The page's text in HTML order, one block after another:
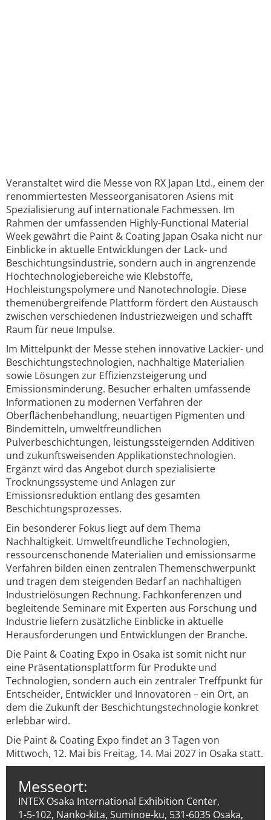
Veranstaltet wird die Messe von RX Japan Ltd., einem der
renommiertesten Messeorganisatoren Asiens mit
Spezialisierung auf internationale Fachmessen. Im
Rahmen der umfassenden Highly-Functional Material
Week gewährt die Paint & Coating Japan Osaka nicht nur
Einblicke in aktuelle Entwicklungen der Lack- und
Beschichtungsindustrie, sondern auch in angrenzende
Hochtechnologiebereiche wie Klebstoffe,
Hochleistungspolymere und Nanotechnologie. Diese
themenübergreifende Plattform fördert den Austausch
zwischen verschiedenen Industriezweigen und schafft
Raum für neue Impulse.
Im Mittelpunkt der Messe stehen innovative Lackier- und
Beschichtungstechnologien, nachhaltige Materialien
sowie Lösungen zur Effizienzsteigerung und
Emissionsminderung. Besucher erhalten umfassende
Informationen zu modernen Verfahren der
Oberflächenbehandlung, neuartigen Pigmenten und
Bindemitteln, umweltfreundlichen
Pulverbeschichtungen, leistungssteigernden Additiven
und zukunftsweisenden Applikationstechnologien.
Ergänzt wird das Angebot durch spezialisierte
Trocknungssysteme und Anlagen zur
Emissionsreduktion entlang des gesamten
Beschichtungsprozesses.
Ein besonderer Fokus liegt auf dem Thema
Nachhaltigkeit. Umweltfreundliche Technologien,
ressourcenschonende Materialien und emissionsarme
Verfahren bilden einen zentralen Themenschwerpunkt
und tragen dem steigenden Bedarf an nachhaltigen
Industrielösungen Rechnung. Fachkonferenzen und
begleitende Seminare mit Experten aus Forschung und
Industrie liefern zusätzliche Einblicke in aktuelle
Herausforderungen und Entwicklungen der Branche.
Die Paint & Coating Expo in Osaka ist somit nicht nur
eine Präsentationsplattform für Produkte und
Technologien, sondern auch ein zentraler Treffpunkt für
Entscheider, Entwickler und Innovatoren – ein Ort, an
dem die Zukunft der Beschichtungstechnologie konkret
erlebbar wird.
Die Paint & Coating Expo findet an 3 Tagen von
Mittwoch, 12. Mai bis Freitag, 14. Mai 2027 in Osaka statt.
Messeort:
INTEX Osaka International Exhibition Center,
1-5-102, Nanko-kita, Suminoe-ku, 531-6035 Osaka,